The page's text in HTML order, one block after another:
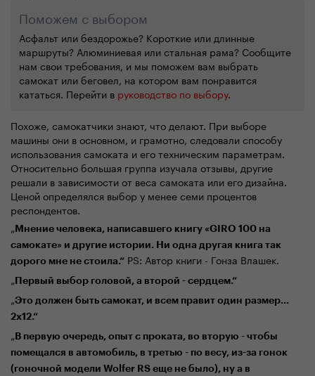
Поможем с выбором
Асфальт или бездорожье? Короткие или длинные
маршруты? Алюминиевая или стальная рама? Сообщите
нам свои требования, и мы поможем вам выбрать
самокат или беговел, на котором вам понравится
кататься. Перейти в руководство по выбору.
Похоже, самокатчикизнают, что делают. При выборе
машины они в основном, и грамотно, следовали способу
использования самоката и его техническим параметрам.
Относительно большая группа изучала отзывы, другие
решали в зависимости от веса самоката илиего дизайна.
Ценойопределялся выбор у менее семи процентов
респондентов.
„ Мнение человека, написавшего книгу «GIRO 100 на
самокате» и другие истории. Ни одна другая книга так
дорого мне не стоила.“ PS: Автор книги - Гонза Влашек.
„
ервый выбор головой, а второй - сердцем.“
„Это должен быть самокат, и всем правит один размер...
2х12.“
„ В первую очередь, опыт с проката, во вторую - чтобы
помещался в автомобиль, в третью - по весу, из-за гонок
(гоночной модели Wolfer RS еще не было), ну а в